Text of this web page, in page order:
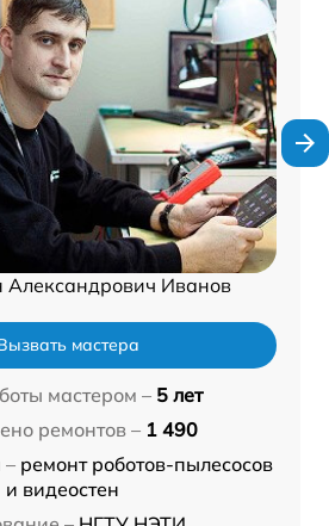
Александрович Иванов
мастера
мастером – 5 лет
ремонтов – 1 490
– ремонт роботов-пылесосов
и видеостен